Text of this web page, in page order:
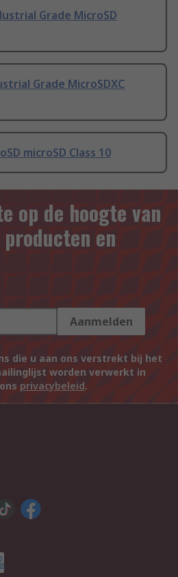
Grade MicroSD
Grade MicroSDXC
microSD Class 10
op de hoogte van
en
Aanmelden
die u aan ons verstrekt bij het
worden verwerkt in
privacybeleid.